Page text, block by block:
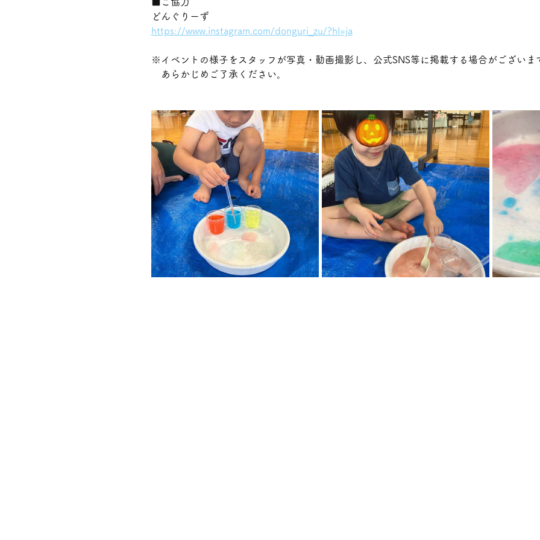
どんぐりーず
https://www.instagram.com/donguri_zu/?hl=ja
※イベントの様子をスタッフが写真・動画撮影し、公式SNS等に掲載する場合がございま
あらかじめご了承ください。